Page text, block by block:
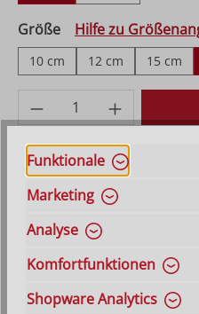
Größeauswählen
Hilfe zu
10 cm 12 cm 15 cm
Produkt Anzahl:
Produktbeschreibung
Beispiele für passende
Funktionale
Marketing
Analyse
Komfortfunktionen
Shopware Analytics